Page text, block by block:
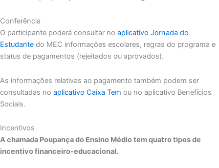
Conferência
O participante poderá consultar no aplicativo Jornada do
Estudante do MEC informações escolares, regras do programa e
status de pagamentos (rejeitados ou aprovados).
As informações relativas ao pagamento também podem ser
consultadas no aplicativo Caixa Tem ou no aplicativo Benefícios
Sociais.
Incentivos
A chamada Poupança do Ensino Médio tem quatro tipos de
incentivo financeiro-educacional.